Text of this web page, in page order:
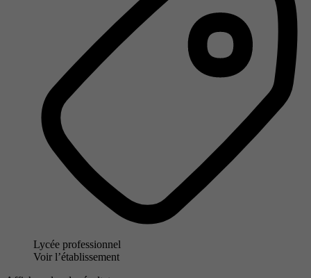
Lycée professionnel
Voir l’établissement